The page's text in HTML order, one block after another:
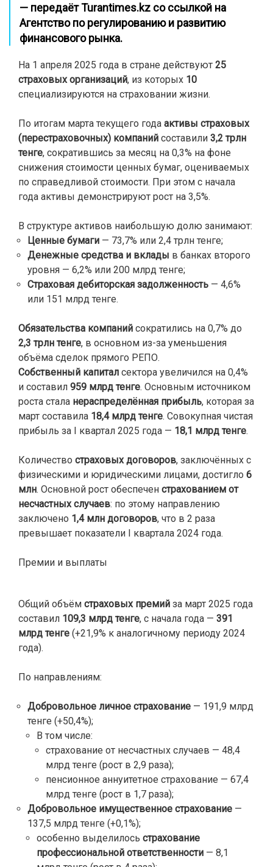
— передаёт Turantimes.kz со ссылкой на
Агентство по регулированию и развитию
финансового рынка.
На 1 апреля 2025 года в стране действуют 25
страховых организаций, из которых 10
специализируются на страховании жизни.
По итогам марта текущего года активы страховых
(перестраховочных) компаний составили 3,2 трлн
тенге, сократившись за месяц на 0,3% на фоне
снижения стоимости ценных бумаг, оцениваемых
по справедливой стоимости. При этом с начала
года активы демонстрируют рост на 3,5%.
В структуре активов наибольшую долю занимают:
Ценные бумаги — 73,7% или 2,4 трлн тенге;
Денежные средства и вклады в банках второго
уровня — 6,2% или 200 млрд тенге;
Страховая дебиторская задолженность — 4,6%
или 151 млрд тенге.
Обязательства компаний сократились на 0,7% до
2,3 трлн тенге, в основном из-за уменьшения
объёма сделок прямого РЕПО.
Собственный капитал сектора увеличился на 0,4%
и составил 959 млрд тенге. Основным источником
роста стала нераспределённая прибыль, которая за
март составила 18,4 млрд тенге. Совокупная чистая
прибыль за I квартал 2025 года — 18,1 млрд тенге.
Количество страховых договоров, заключённых с
физическими и юридическими лицами, достигло 6
млн. Основной рост обеспечен страхованием от
несчастных случаев: по этому направлению
заключено 1,4 млн договоров, что в 2 раза
превышает показатели I квартала 2024 года.
Премии и выплаты
Общий объём страховых премий за март 2025 года
составил 109,3 млрд тенге, с начала года — 391
млрд тенге (+21,9% к аналогичному периоду 2024
года).
По направлениям:
Добровольное личное страхование — 191,9 млрд
тенге (+50,4%);
В том числе:
страхование от несчастных случаев — 48,4
млрд тенге (рост в 2,9 раза);
пенсионное аннуитетное страхование — 67,4
млрд тенге (рост в 1,7 раза);
Добровольное имущественное страхование —
137,5 млрд тенге (+0,1%);
особенно выделилось страхование
профессиональной ответственности — 8,1